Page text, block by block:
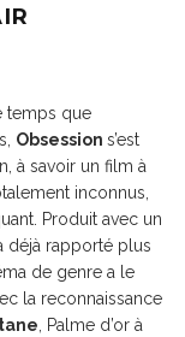
temps que
Obsession s’est
à savoir un film à
inconnus,
Produit avec un
déjà rapporté plus
de genre a le
la reconnaissance
, Palme d’or à